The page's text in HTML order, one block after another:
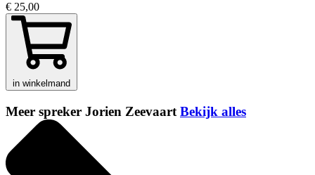
€ 25,00
in winkelmand
Meer spreker Jorien Zeevaart Bekijk alles